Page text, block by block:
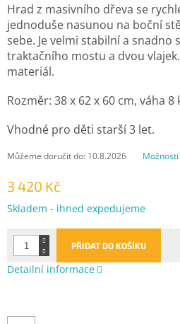
3 420 Kč
Měrná
Skladem - ihned expedujeme
Můžeme doručit do: 10.8.2026
PŘIDAT DO KOŠÍKU
Hrad z masivního dřeva se
jednoduše nasunou na boční
sebe. Je velmi stabilní a snadno
traktačního mostu a dvou
materiál.
Rozměr: 38 x 62 x 60 cm, váha 8
Vhodné pro děti starší 3 let.
Detailní informace